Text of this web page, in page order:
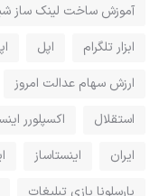
آموزش ساخت لینک ساز
ابزار تلگرام
اپل
ارزش سهام عدالت امروز
استقلال
اکسپلورر
ایران
اینستاساز
بارسلونا بازی تبلیغات